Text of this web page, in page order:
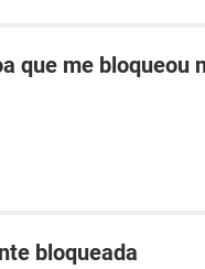
que me bloqueou
bloqueada